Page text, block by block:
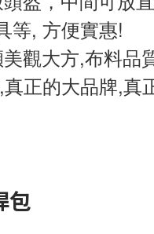
等, 方便實惠!
觀大方,布料品
正的大品牌,真
包